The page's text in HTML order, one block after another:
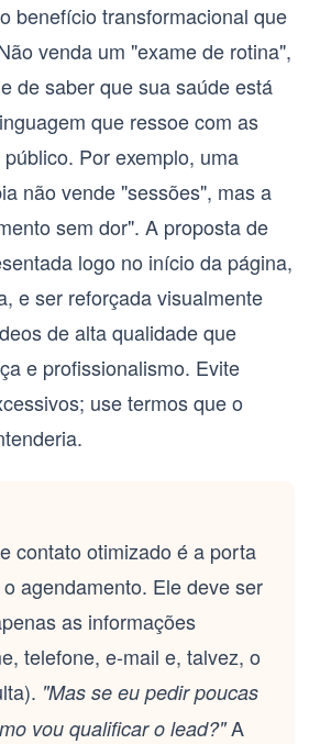
benefício transformacional que
venda um "exame de rotina",
de saber que sua saúde está
que ressoe com as
Por exemplo, uma
não vende "sessões", mas a
sem dor". A proposta de
logo no início da página,
e ser reforçada visualmente
de alta qualidade que
e profissionalismo. Evite
use termos que o
contato otimizado é a porta
agendamento. Ele deve ser
as informações
telefone, e-mail e, talvez, o
"Mas se eu pedir poucas
vou qualificar o lead?"A